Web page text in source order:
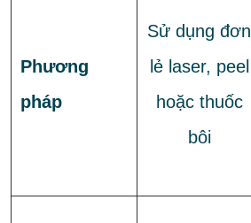
Phương
pháp
Sử dụng đơn
lẻ laser, peel
hoặc thuốc
bôi